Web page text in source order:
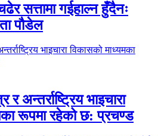
सत्तामा गईहाल्न हुँदैनः
पौडेल
अन्तर्राष्ट्रिय भाइचारा
रूपमा रहेको छ: प्रचण्ड